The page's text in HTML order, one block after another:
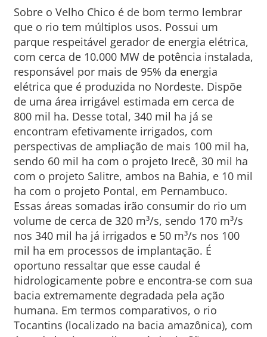
Sobre o Velho Chico é de bom termo lembrar
que o rio tem múltiplos usos. Possui um
parque respeitável gerador de energia elétrica,
com cerca de 10.000 MW de potência instalada,
responsável por mais de 95% da energia
elétrica que é produzida no Nordeste. Dispõe
de uma área irrigável estimada em cerca de
800 mil ha. Desse total, 340 mil ha já se
encontram efetivamente irrigados, com
perspectivas de ampliação de mais 100 mil ha,
sendo 60 mil ha com o projeto Irecê, 30 mil ha
com o projeto Salitre, ambos na Bahia, e 10 mil
ha com o projeto Pontal, em Pernambuco.
Essas áreas somadas irão consumir do rio um
volume de cerca de 320 m³/s, sendo 170 m³/s
nos 340 mil ha já irrigados e 50 m³/s nos 100
mil ha em processos de implantação. É
oportuno ressaltar que esse caudal é
hidrologicamente pobre e encontra-se com sua
bacia extremamente degradada pela ação
humana. Em termos comparativos, o rio
Tocantins (localizado na bacia amazônica), com